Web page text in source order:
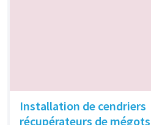
Installation de cendriers
récupérateurs de